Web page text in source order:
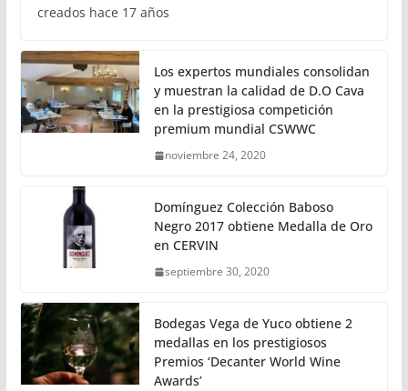
creados hace 17 años
Los expertos mundiales consolidan
y muestran la calidad de D.O Cava
en la prestigiosa competición
premium mundial CSWWC
noviembre 24, 2020
Domínguez Colección Baboso
Negro 2017 obtiene Medalla de Oro
en CERVIN
septiembre 30, 2020
Bodegas Vega de Yuco obtiene 2
medallas en los prestigiosos
Premios ‘Decanter World Wine
Awards’